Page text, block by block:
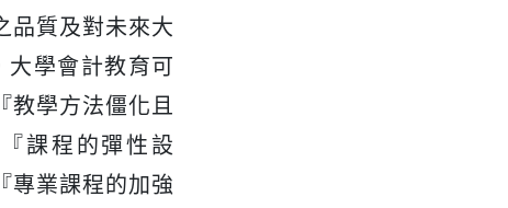
品質及對未來大
學會計教育可
教學方法僵化且
課程的彈性設
專業課程的加強